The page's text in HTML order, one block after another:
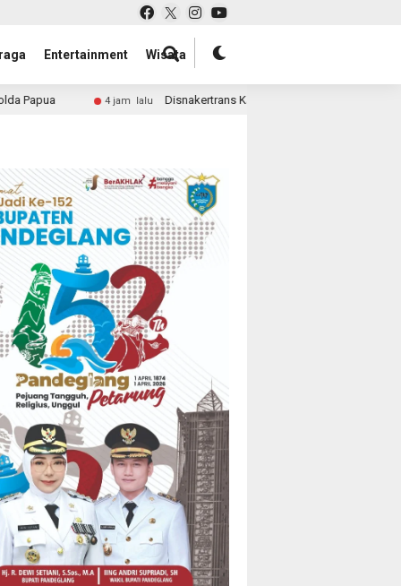
Entertainment Wisata
Disnakertrans Kabupaten Sorong Dapat Dana Perbantuan Rp16 Miliar